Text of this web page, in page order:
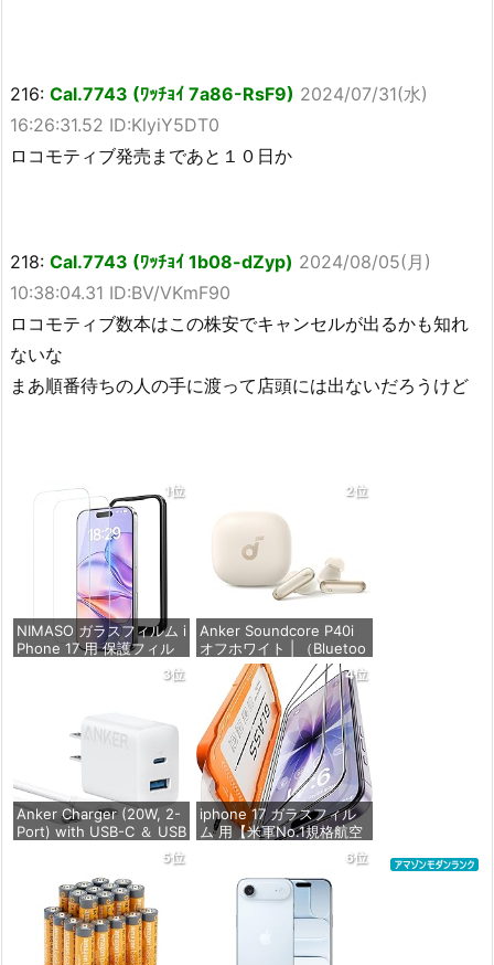
216: Cal.7743 (ﾜｯﾁｮｲ 7a86-RsF9) 2024/07/31(水)
16:26:31.52 ID:KlyiY5DT0
ロコモティブ発売まであと１０日か
218: Cal.7743 (ﾜｯﾁｮｲ 1b08-dZyp) 2024/08/05(月)
10:38:04.31 ID:BV/VKmF90
ロコモティブ数本はこの株安でキャンセルが出るかも知れ
ないな
まあ順番待ちの人の手に渡って店頭には出ないだろうけど
1位
NIMASO ガラスフィルム i
Phone 17 用 保護フィル
透過率 指紋防止 貼りやす
e17 (6.3インチ) 対応 2枚
セット DSP25F1698
2位
Anker Soundcore P40i
オフホワイト | （Bluetoo
th 5.3） 【完全ワイヤレ
スイヤホン/ウルトラノイ
ズキャンセリング 2.0 / マ
ルチポイント接続 / 最大6
0時間再生 / PSE技術基準
適合】
価格：¥7,990
3位
Anker Charger (20W, 2-
Port) with USB-C ＆ USB
-C ケーブル ホワイト | 充
電器 20W USB-C＆USB-
Cケーブル付属 2ポート
【PSE技術基準適合/USB
PD対応/PowerIQ搭載/コ
ンパクトサ
4位
iphone 17 ガラスフィル
ム 用【米軍No.1規格航空
材料&独創的なガイド枠】
2枚セット 全面保護 最強
硬度10H 耐衝撃 | いphon
e17 保護フィルム 気泡な
し Zeniss 自動吸着 貼付
け簡単 iphone17フィルム
5位 6位